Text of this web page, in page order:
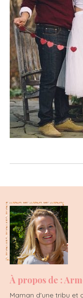
À propos de :
Maman d'une tribu et